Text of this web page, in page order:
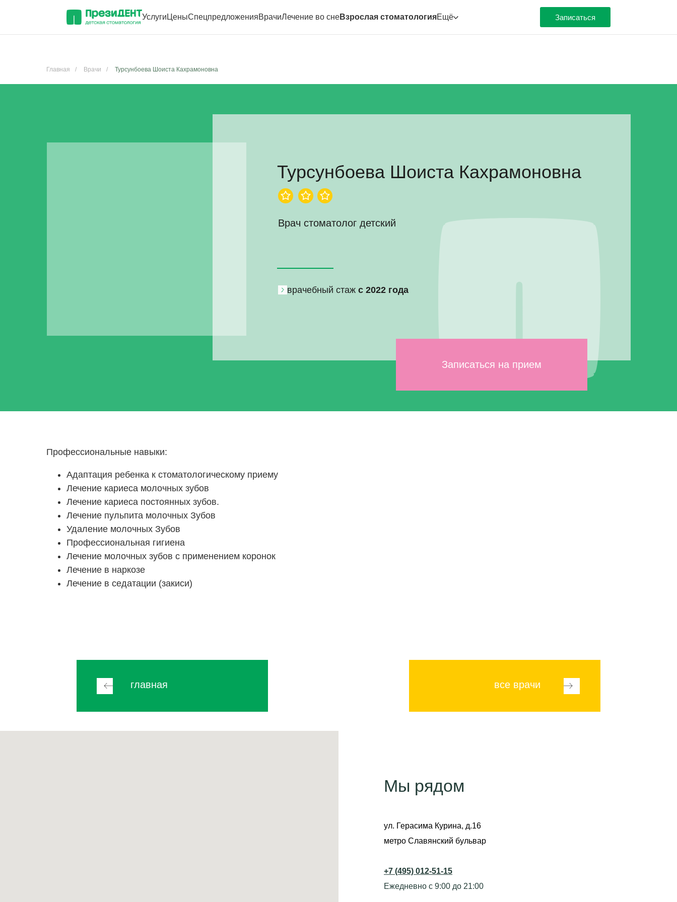
Услуги ЦеныСпецпредложенияВрачиЛечение во снеВзрослая стоматологияЕщё Записаться
Главная / Врачи / Турсунбоева Шоиста Кахрамоновна
Турсунбоева Шоиста Кахрамоновна
Врач стоматолог детский
врачебный стаж с 2022 года
Записаться на прием
Профессиональные навыки:
Адаптация ребенка к стоматологическому приему
Лечение кариеса молочных зубов
Лечение кариеса постоянных зубов.
Лечение пульпита молочных Зубов
Удаление молочных Зубов
Профессиональная гигиена
Лечение молочных зубов с применением коронок
Лечение в наркозе
Лечение в седатации (закиси)
все врачи
главная
Мы рядом
ул. Герасима Курина, д.16
метро Славянский бульвар
+7 (495) 012-51-15
Ежедневно с 9:00 до 21:00